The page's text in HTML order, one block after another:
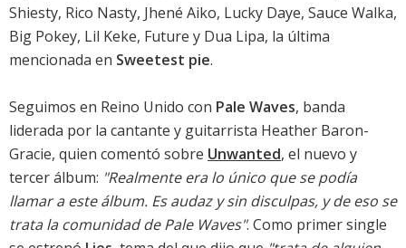
Shiesty, Rico Nasty, Jhené Aiko, Lucky Daye, Sauce Walka,
Big Pokey, Lil Keke, Future y Dua Lipa, la última
mencionada en Sweetest pie.
Seguimos en Reino Unido con Pale Waves, banda
liderada por la cantante y guitarrista Heather Baron-
Gracie, quien comentó sobre Unwanted, el nuevo y
tercer álbum: "Realmente era lo único que se podía
llamar a este álbum. Es audaz y sin disculpas, y de eso se
trata la comunidad de Pale Waves". Como primer single